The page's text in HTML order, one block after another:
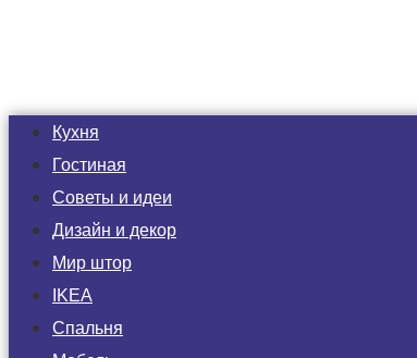
Кухня
Гостиная
Советы и идеи
Дизайн и декор
Мир штор
IKEA
Спальня